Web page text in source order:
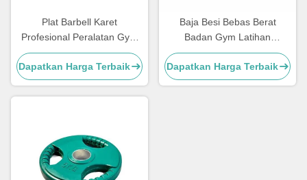
Plat Barbell Karet
Profesional Peralatan Gym
Rumah Papan Berat Bumper
Dapatkan Harga Terbaik
Baja Besi Bebas Berat
Badan Gym Latihan
Kebugaran 5LB 10LB 25LB
35LB 45LB
Dapatkan Harga Terbaik